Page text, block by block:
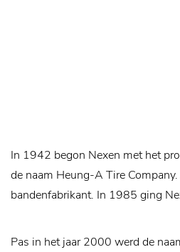
In 1942 begon Nexen met het
de naam Heung-A Tire
bandenfabrikant. In 1985 ging
Pas in het jaar 2000 werd de